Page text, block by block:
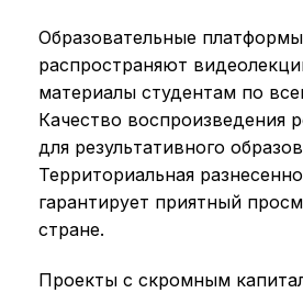
Образовательные платформы
распространяют
материалы студентам по
Качество воспроизведения
для результативного
Территориальная
гарантирует приятный
стране.
Проекты с скромным